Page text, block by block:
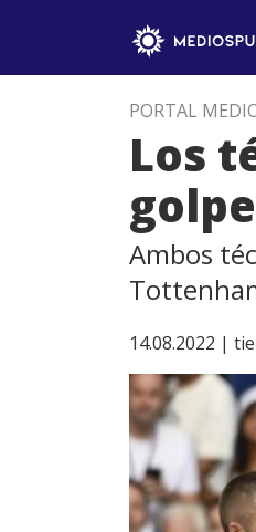
PORTAL
Los
Ambos
14.08.2022 |